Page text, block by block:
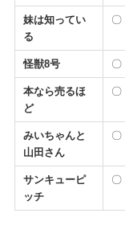
妹は知ってい
る
〇
怪獣8号 〇
本なら売るほ
ど
〇
みいちゃんと
山田さん
〇
サンキューピ
ッチ
〇